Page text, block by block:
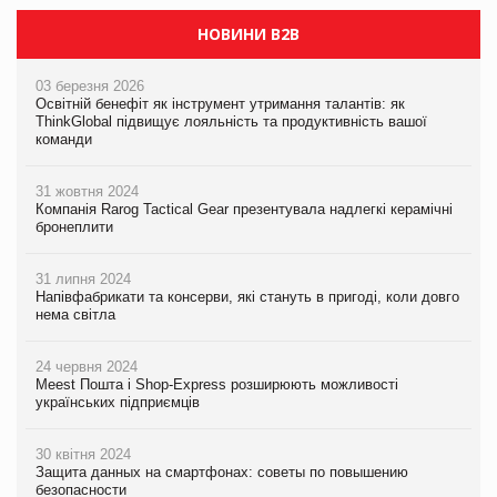
НОВИНИ B2B
03 березня 2026
Освітній бенефіт як інструмент утримання талантів: як
ThinkGlobal підвищує лояльність та продуктивність вашої
команди
31 жовтня 2024
Компанія Rarog Tactical Gear презентувала надлегкі керамічні
бронеплити
31 липня 2024
Напівфабрикати та консерви, які стануть в пригоді, коли довго
нема світла
24 червня 2024
Meest Пошта і Shop-Express розширюють можливості
українських підприємців
30 квітня 2024
Защита данных на смартфонах: советы по повышению
безопасности